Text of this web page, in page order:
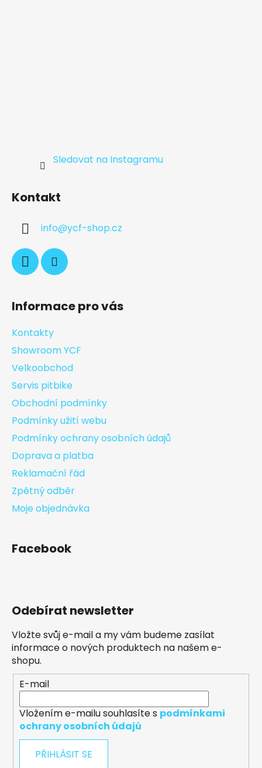
Sledovat na Instagramu
Kontakt
info@ycf-shop.cz
Informace pro vás
Kontakty
Showroom YCF
Velkoobchod
Servis pitbike
Obchodní podmínky
Podmínky užití webu
Podmínky ochrany osobních údajů
Doprava a platba
Reklamační řád
Zpětný odběr
Moje objednávka
Facebook
Odebírat newsletter
Vložte svůj e-mail a my vám budeme zasílat
informace o nových produktech na našem e-
shopu.
E-mail
Vložením e-mailu souhlasíte s podmínkami
ochrany osobních údajů
PŘIHLÁSIT SE